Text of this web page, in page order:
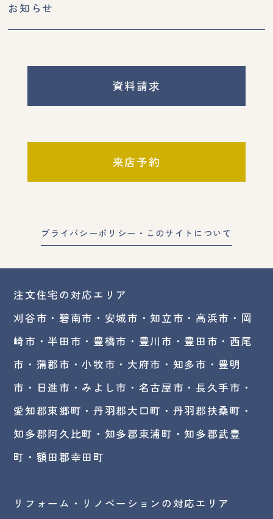
お知らせ
資料請求
来店予約
プライバシーポリシー・このサイトについて
注文住宅の対応エリア
刈谷市・碧南市・ 安城市 ・知立市 ・高浜市・ 岡
崎市 ・半田市・豊橋市・豊川市・豊田市・西尾
市・蒲郡市・小牧市・大府市・知多市・豊明
市・日進市・みよし市・ 名古屋市 ・長久手市・
愛知郡東郷町・丹羽郡大口町・丹羽郡扶桑町・
知多郡阿久比町・知多郡東浦町・知多郡武豊
町・額田郡幸田町
リフォーム・リノベーションの対応エリア